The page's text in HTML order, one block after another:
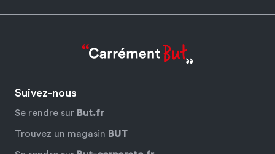
Suivez-nous
Se rendre sur But.fr
Trouvez un magasin BUT